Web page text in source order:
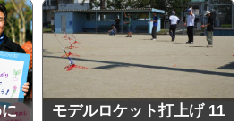
モデルロケット打上げ 11